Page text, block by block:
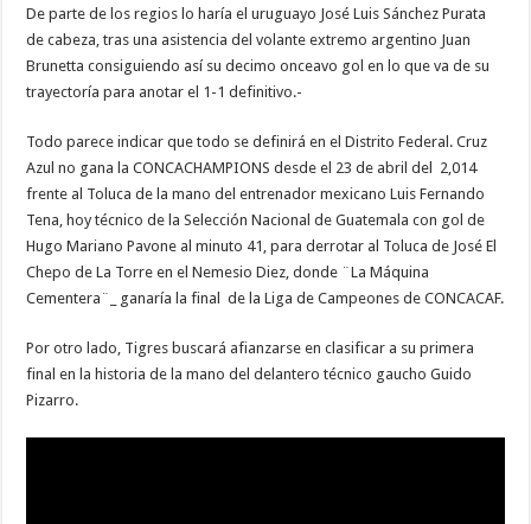
De parte de los regios lo haría el uruguayo José Luis Sánchez Purata
de cabeza, tras una asistencia del volante extremo argentino Juan
Brunetta consiguiendo así su decimo onceavo gol en lo que va de su
trayectoría para anotar el 1-1 definitivo.-
Todo parece indicar que todo se definirá en el Distrito Federal. Cruz
Azul no gana la CONCACHAMPIONS desde el 23 de abril del 2,014
frente al Toluca de la mano del entrenador mexicano Luis Fernando
Tena, hoy técnico de la Selección Nacional de Guatemala con gol de
Hugo Mariano Pavone al minuto 41, para derrotar al Toluca de José El
Chepo de La Torre en el Nemesio Diez, donde ¨La Máquina
Cementera¨_ ganaría la final de la Liga de Campeones de CONCACAF.
Por otro lado, Tigres buscará afianzarse en clasificar a su primera
final en la historia de la mano del delantero técnico gaucho Guido
Pizarro.